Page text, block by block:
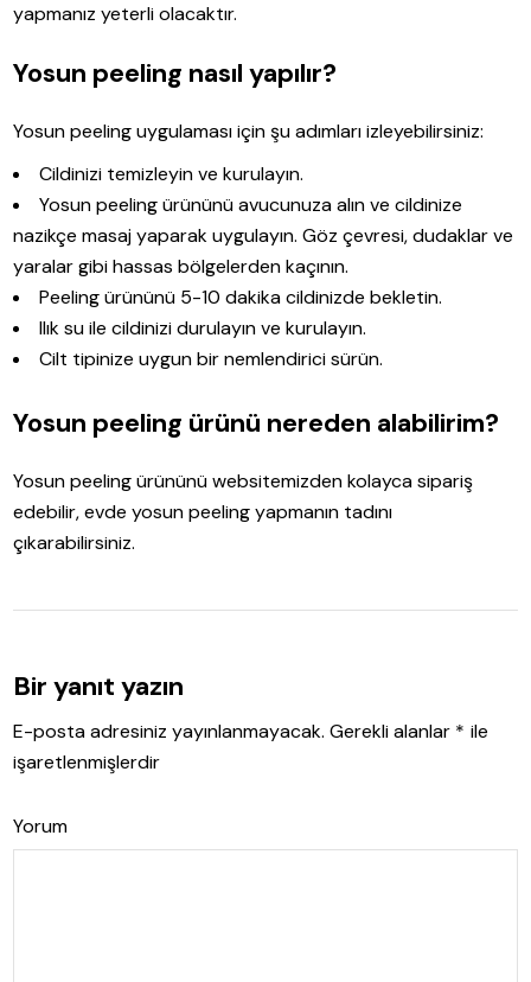
yapmanız yeterli olacaktır.
Yosun peeling nasıl yapılır?
Yosun peeling uygulaması için şu adımları izleyebilirsiniz:
Cildinizi temizleyin ve kurulayın.
Yosun peeling ürününü avucunuza alın ve cildinize
nazikçe masaj yaparak uygulayın. Göz çevresi, dudaklar ve
yaralar gibi hassas bölgelerden kaçının.
Peeling ürününü 5-10 dakika cildinizde bekletin.
Ilık su ile cildinizi durulayın ve kurulayın.
Cilt tipinize uygun bir nemlendirici sürün.
Yosun peeling ürünü nereden alabilirim?
Yosun peeling ürününü websitemizden kolayca sipariş
edebilir, evde yosun peeling yapmanın tadını
çıkarabilirsiniz.
Bir yanıt yazın
E-posta adresiniz yayınlanmayacak. Gerekli alanlar * ile
işaretlenmişlerdir
Yorum